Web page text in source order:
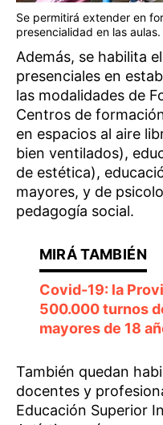
Se permitirá extender en
presencialidad en las aulas.
Además, se habilita
presenciales en
las modalidades de
Centros de
en espacios al aire
bien ventilados),
de estética),
mayores, y de
pedagogía social.
Covid-19: la
500.000 turnos
mayores de 18
También quedan
docentes y
Educación Superior